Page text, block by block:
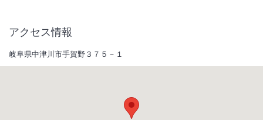
アクセス情報
岐阜県中津川市手賀野３７５－１